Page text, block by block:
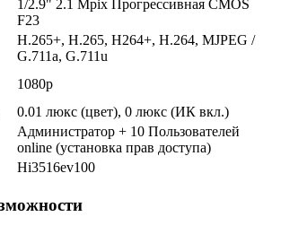
1/2.9" 2.1 Mpix Прогрессивная CMOS
F23
H.265+, H.265, H264+, H.264, MJPEG /
G.711a, G.711u
1080p
0.01 люкс (цвет), 0 люкс (ИК вкл.)
Администратор + 10 Пользователей
online (установка прав доступа)
Hi3516ev100